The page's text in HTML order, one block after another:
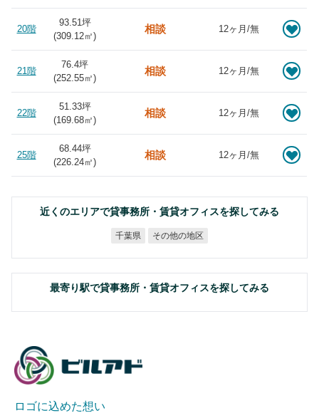
20階
93.51坪
(309.12㎡)
相談 12ヶ月/無
21階
76.4坪
(252.55㎡)
相談 12ヶ月/無
22階
51.33坪
(169.68㎡)
相談 12ヶ月/無
25階
68.44坪
(226.24㎡)
相談 12ヶ月/無
近くのエリアで貸事務所・賃貸オフィスを探してみる
千葉県 その他の地区
最寄り駅で貸事務所・賃貸オフィスを探してみる
ロゴに込めた想い